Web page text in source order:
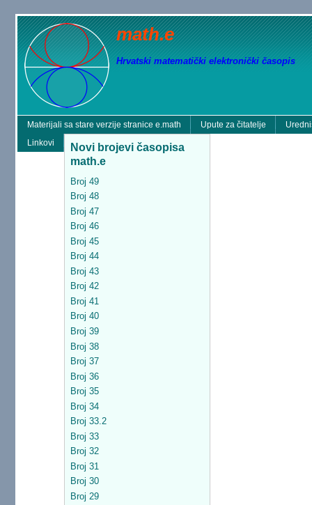
math.e
Hrvatski matematički elektronički časopis
Materijali sa stare verzije stranice e.math Upute za čitatelje
Linkovi
Novi brojevi časopisa
math.e
Broj 49
Broj 48
Broj 47
Broj 46
Broj 45
Broj 44
Broj 43
Broj 42
Broj 41
Broj 40
Broj 39
Broj 38
Broj 37
Broj 36
Broj 35
Broj 34
Broj 33.2
Broj 33
Broj 32
Broj 31
Broj 30
Broj 29